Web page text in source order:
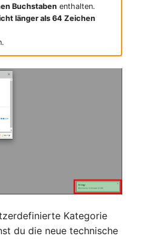
Buchstabenenthalten.
länger als 64 Zeichen
Kategorie
du die neue technische